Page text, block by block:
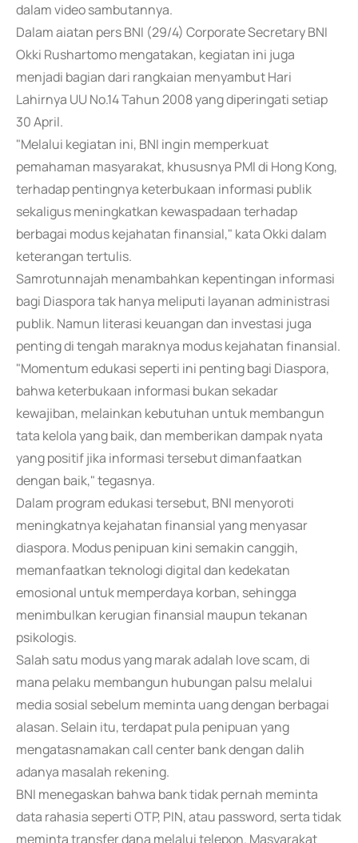
dalam video sambutannya.
Dalam aiatan pers BNI (29/4) Corporate Secretary BNI
Okki Rushartomo mengatakan, kegiatan ini juga
menjadi bagian dari rangkaian menyambut Hari
Lahirnya UU No.14 Tahun 2008 yang diperingati setiap
30 April.
"Melalui kegiatan ini, BNI ingin memperkuat
pemahaman masyarakat, khususnya PMI di Hong Kong,
terhadap pentingnya keterbukaan informasi publik
sekaligus meningkatkan kewaspadaan terhadap
berbagai modus kejahatan finansial," kata Okki dalam
keterangan tertulis.
Samrotunnajah menambahkan kepentingan informasi
bagi Diaspora tak hanya meliputi layanan administrasi
publik. Namun literasi keuangan dan investasi juga
penting di tengah maraknya modus kejahatan finansial.
"Momentum edukasi seperti ini penting bagi Diaspora,
bahwa keterbukaan informasi bukan sekadar
kewajiban, melainkan kebutuhan untuk membangun
tata kelola yang baik, dan memberikan dampak nyata
yang positif jika informasi tersebut dimanfaatkan
dengan baik," tegasnya.
Dalam program edukasi tersebut, BNI menyoroti
meningkatnya kejahatan finansial yang menyasar
diaspora. Modus penipuan kini semakin canggih,
memanfaatkan teknologi digital dan kedekatan
emosional untuk memperdaya korban, sehingga
menimbulkan kerugian finansial maupun tekanan
psikologis.
Salah satu modus yang marak adalah love scam, di
mana pelaku membangun hubungan palsu melalui
media sosial sebelum meminta uang dengan berbagai
alasan. Selain itu, terdapat pula penipuan yang
mengatasnamakan call center bank dengan dalih
adanya masalah rekening.
BNI menegaskan bahwa bank tidak pernah meminta
data rahasia seperti OTP, PIN, atau password, serta tidak
meminta transfer dana melalui telepon. Masyarakat